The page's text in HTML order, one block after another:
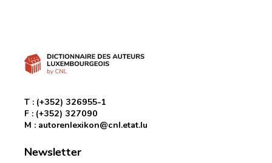
T : (+352) 326955-1
F : (+352) 327090
M : autorenlexikon@cnl.etat.lu
Newsletter